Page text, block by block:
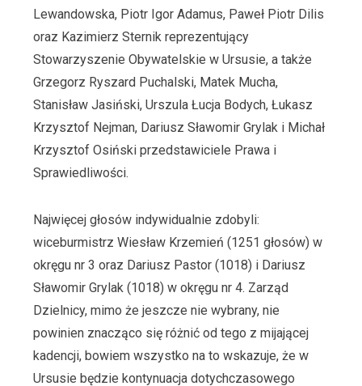
Lewandowska, Piotr Igor Adamus, Paweł Piotr Dilis
oraz Kazimierz Sternik reprezentujący
Stowarzyszenie Obywatelskie w Ursusie, a także
Grzegorz Ryszard Puchalski, Matek Mucha,
Stanisław Jasiński, Urszula Łucja Bodych, Łukasz
Krzysztof Nejman, Dariusz Sławomir Grylak i Michał
Krzysztof Osiński przedstawiciele Prawa i
Sprawiedliwości.
Najwięcej głosów indywidualnie zdobyli:
wiceburmistrz Wiesław Krzemień (1251 głosów) w
okręgu nr 3 oraz Dariusz Pastor (1018) i Dariusz
Sławomir Grylak (1018) w okręgu nr 4. Zarząd
Dzielnicy, mimo że jeszcze nie wybrany, nie
powinien znacząco się różnić od tego z mijającej
kadencji, bowiem wszystko na to wskazuje, że w
Ursusie będzie kontynuacja dotychczasowego